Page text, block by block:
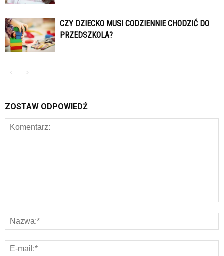
CZY DZIECKO MUSI CODZIENNIE CHODZIĆ DO
PRZEDSZKOLA?
ZOSTAW ODPOWIEDŹ